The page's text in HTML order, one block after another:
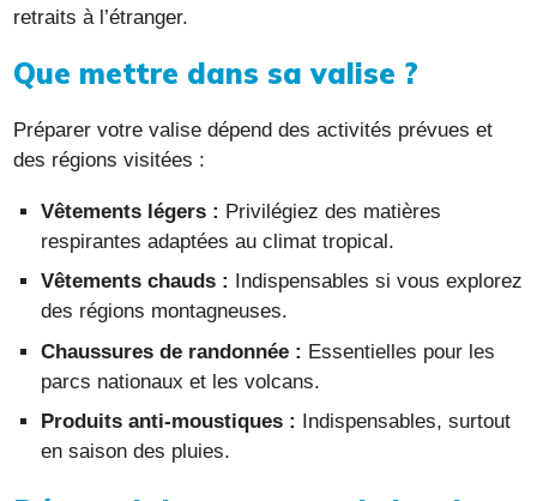
retraits à l’étranger.
Que mettre dans sa valise ?
Préparer votre valise dépend des activités prévues et
des régions visitées :
Vêtements légers : Privilégiez des matières
respirantes adaptées au climat tropical.
Vêtements chauds :
Indispensables si vous explorez
des régions montagneuses.
Chaussures de randonnée : Essentielles pour les
parcs nationaux et les volcans.
Produits anti-moustiques :
Indispensables, surtout
en saison des pluies.